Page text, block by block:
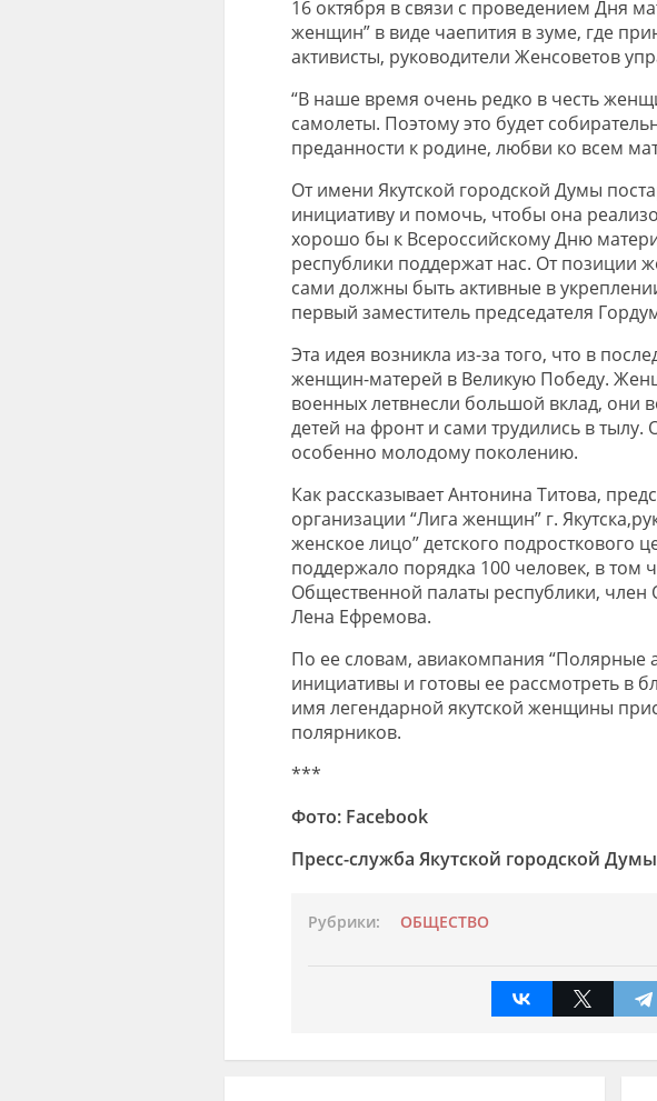
16 октября в связи с проведением Дня
женщин” в виде чаепития в зуме, где
активисты, руководители Женсоветов
“В наше время очень редко в честь
самолеты. Поэтому это будет
преданности к родине, любви ко всем
От имени Якутской городской Думы
инициативу и помочь, чтобы она
хорошо бы к Всероссийскому Дню
республики поддержат нас. От позиции
сами должны быть активные в
первый заместитель председателя
Эта идея возникла из-за того, что в
женщин-матерей в Великую Победу.
военных летвнесли большой вклад, они
детей на фронт и сами трудились в тылу.
особенно молодому поколению.
Как рассказывает Антонина Титова,
организации “Лига женщин” г.
женское лицо” детского подросткового
поддержало порядка 100 человек, в том
Общественной палаты республики,
Лена Ефремова.
По ее словам, авиакомпания “Полярные
инициативы и готовы ее рассмотреть в
имя легендарной якутской женщины
полярников.
***
Фото: Facebook
Пресс-служба Якутской городской Думы
Рубрики: ОБЩЕСТВО